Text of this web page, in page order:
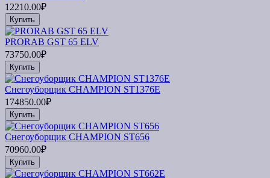
12210.00₽
Купить
PRORAB GST 65 ELV
73750.00₽
Купить
Снегоуборщик CHAMPION ST1376E
174850.00₽
Купить
Снегоуборщик CHAMPION ST656
70960.00₽
Купить